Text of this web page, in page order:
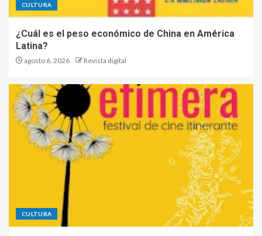
CULTURA
¿Cuál es el peso económico de China en América
Latina?
agosto 6, 2026 Revista digital
CULTURA